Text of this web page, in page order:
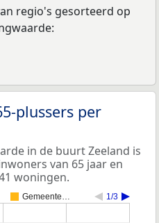
regio's gesorteerd op
plussers per
in de buurt Zeeland is
van 65 jaar en
woningen.
Gemeente… 1/3